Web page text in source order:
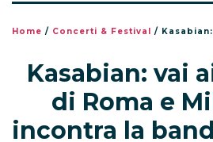
Home / Concerti & Festival / Kasabian: vai ai
Kasabian: vai
di Roma e
incontra la